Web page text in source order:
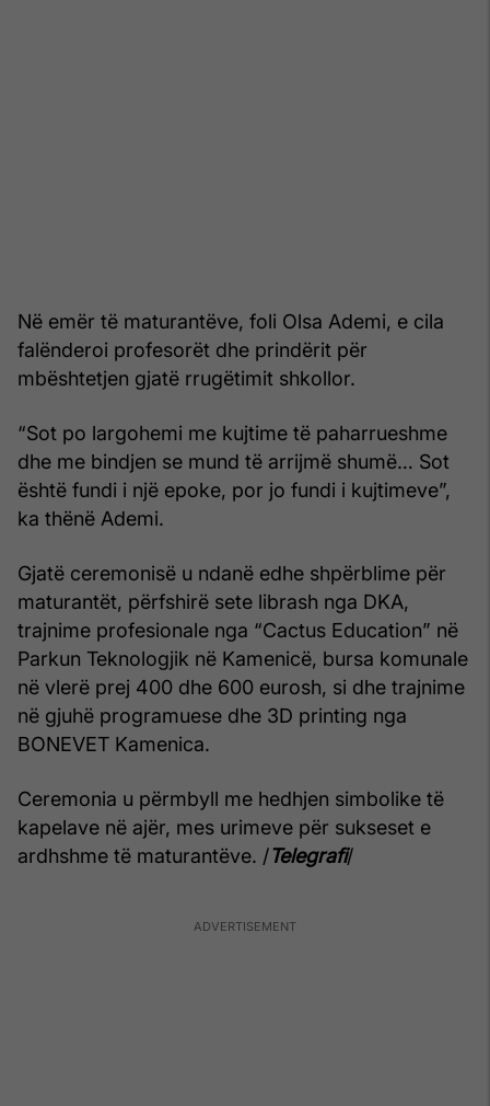
Në emër të maturantëve, foli Olsa Ademi, e cila
falënderoi profesorët dhe prindërit për
mbështetjen gjatë rrugëtimit shkollor.
“Sot po largohemi me kujtime të paharrueshme
dhe me bindjen se mund të arrijmë shumë… Sot
është fundi i një epoke, por jo fundi i kujtimeve”,
ka thënë Ademi.
Gjatë ceremonisë u ndanë edhe shpërblime për
maturantët, përfshirë sete librash nga DKA,
trajnime profesionale nga “Cactus Education” në
Parkun Teknologjik në Kamenicë, bursa komunale
në vlerë prej 400 dhe 600 eurosh, si dhe trajnime
në gjuhë programuese dhe 3D printing nga
BONEVET Kamenica.
Ceremonia u përmbyll me hedhjen simbolike të
kapelave në ajër, mes urimeve për sukseset e
ardhshme të maturantëve. /Telegrafi/